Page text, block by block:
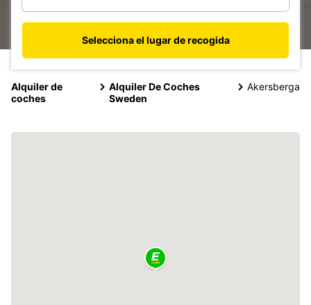
Selecciona el lugar de recogida
Alquiler de
coches
Alquiler De Coches
Sweden
Akersberga